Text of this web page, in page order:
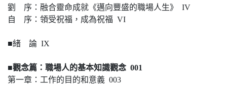
劉 序：融合靈命成就《邁向豐盛的職場人生》 IV
自 序：領受祝福，成為祝福 VI
■緒 論 IX
■觀念篇：職場人的基本知識觀念 001
第一章：工作的目的和意義 003